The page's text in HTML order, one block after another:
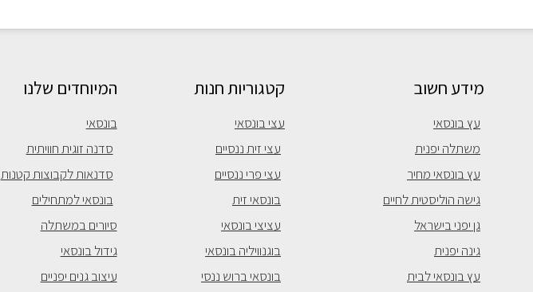
מידע חשוב
עץ בונסאי
משתלה יפנית
עץ בונסאי מחיר
גישה הוליסטית לחיים
גן יפני בישראל
גינה יפנית
עץ בונסאי לבית
קטגוריות חנות
עצי בונסאי
עצי זית ננסיים
עצי פרי ננסיים
בונסאי זית
עציצי בונסאי
בוגנוויליה בונסאי
בונסאי ברוש ננסי
המיוחדים שלנו
בונסאי
סדנה זוגית חוויתית
סדנאות לקבוצות קטנות
בונסאי למתחילים
סיורים במשתלה
גידול בונסאי
עיצוב גנים יפניים